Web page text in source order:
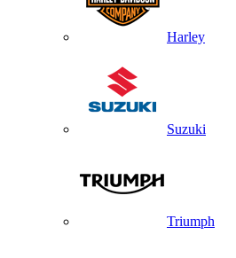
Harley
Suzuki
Triumph